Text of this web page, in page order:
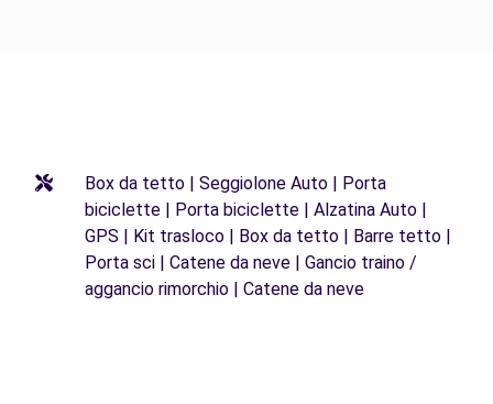
Box da tetto | Seggiolone Auto | Porta
biciclette | Porta biciclette | Alzatina Auto |
GPS | Kit trasloco | Box da tetto | Barre tetto |
Porta sci | Catene da neve | Gancio traino /
aggancio rimorchio | Catene da neve